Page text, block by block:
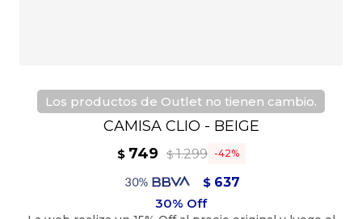
Los productos de Outlet no tienen cambio.
CAMISA CLIO - BEIGE
$ 749 $1.299 42
$ 637